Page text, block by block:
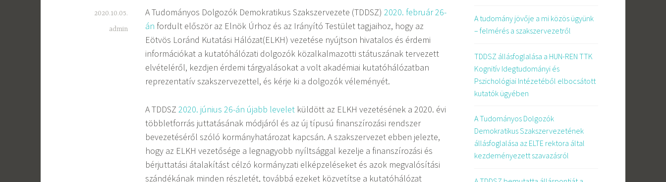
2020.10.05.
admin
A Tudományos Dolgozók Demokratikus Szakszervezete (TDDSZ) 2020. február 26-
án fordult először az Elnök Úrhoz és az Irányító Testület tagjaihoz, hogy az
Eötvös Loránd Kutatási Hálózat(ELKH) vezetése nyújtson hivatalos és érdemi
információkat a kutatóhálózati dolgozók közalkalmazotti státuszának tervezett
elvételéről, kezdjen érdemi tárgyalásokat a volt akadémiai kutatóhálózatban
reprezentatív szakszervezettel, és kérje ki a dolgozók véleményét.
A TDDSZ 2020. június 26-án újabb levelet küldött az ELKH vezetésének a 2020. évi
többletforrás juttatásának módjáról és az új típusú finanszírozási rendszer
bevezetéséről szóló kormányhatározat kapcsán. A szakszervezet ebben jelezte,
hogy az ELKH vezetősége a legnagyobb nyíltsággal kezelje a finanszírozási és
bérjuttatási átalakítást célzó kormányzati elképzeléseket és azok megvalósítási
szándékának minden részletét, továbbá ezeket közvetítse a kutatóhálózat
A tudomány jövője a mi közös ügyünk
– felmérés a szakszervezetről
TDDSZ állásfoglalása a HUN-REN TTK
Kognitív Idegtudományi és
Pszichológiai Intézetéből elbocsátott
kutatók ügyében
A Tudományos Dolgozók
Demokratikus Szakszervezetének
állásfoglalása az ELTE rektora által
kezdeményezett szavazásról